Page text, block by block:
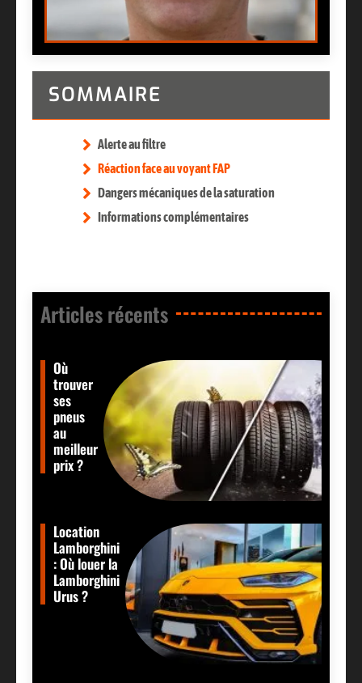
SOMMAIRE
Alerte au filtre
Réaction face au voyant FAP
Dangers mécaniques de la saturation
Informations complémentaires
Articles récents​
Où
trouver
ses
pneus
au
meilleur
prix ?
Location
Lamborghini
: Où louer la
Lamborghini
Urus ?